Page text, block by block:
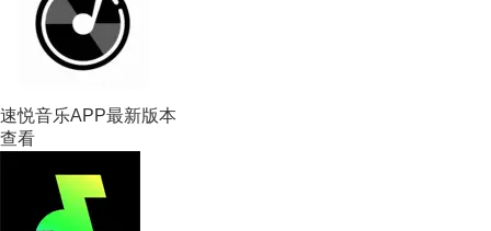
速悦音乐APP最新版本
查看